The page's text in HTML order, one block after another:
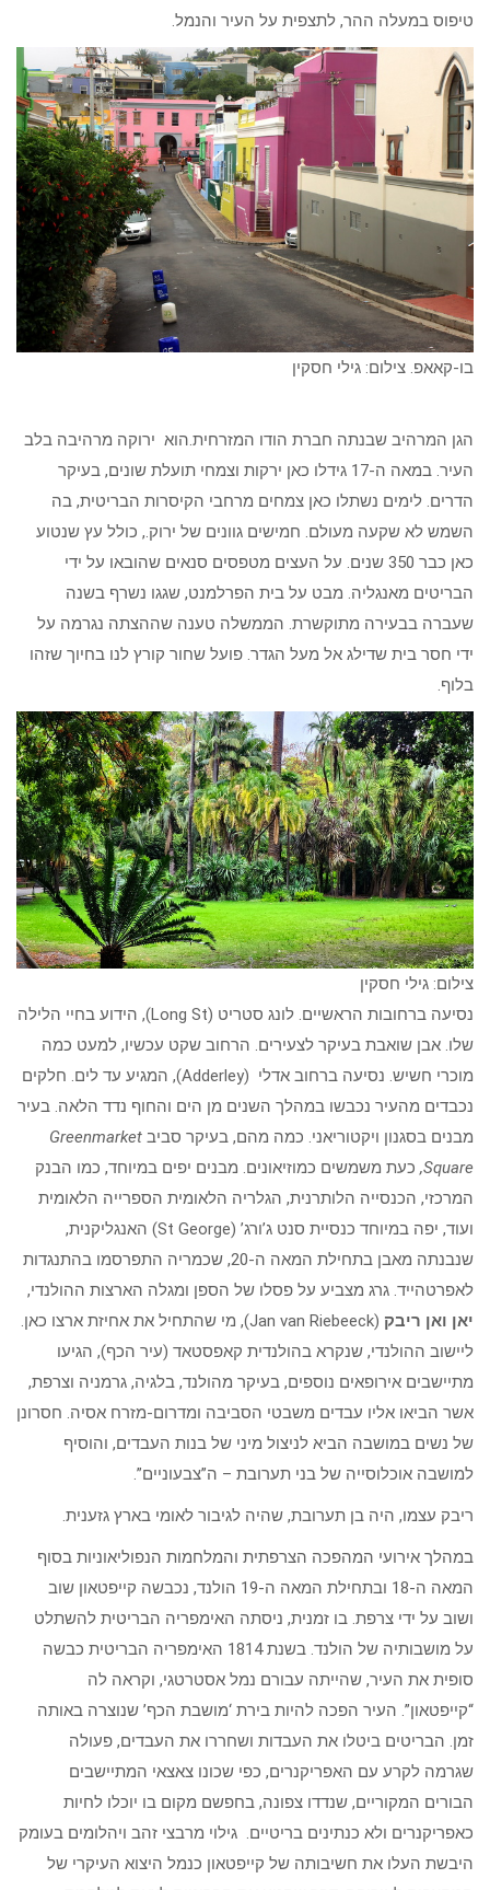
טיפוס במעלה ההר, לתצפית על העיר והנמל.
בו-קאאפ. צילום: גילי חסקין
הגן המרהיב שבנתה חברת הודו המזרחית.הוא ירוקה מרהיבה בלב
העיר. במאה ה-17 גידלו כאן ירקות וצמחי תועלת שונים, בעיקר
הדרים. לימים נשתלו כאן צמחים מרחבי הקיסרות הבריטית, בה
השמש לא שקעה מעולם. חמישים גוונים של ירוק., כולל עץ שנטוע
כאן כבר 350 שנים. על העצים מטפסים סנאים שהובאו על ידי
הבריטים מאנגליה. מבט על בית הפרלמנט, שגגו נשרף בשנה
שעברה בבעירה מתוקשרת. הממשלה טענה שההצתה נגרמה על
ידי חסר בית שדילג אל מעל הגדר. פועל שחור קורץ לנו בחיוך שזהו
בלוף.
צילום: גילי חסקין
נסיעה ברחובות הראשיים. לונג סטריט (Long St), הידוע בחיי הלילה
שלו. אבן שואבת בעיקר לצעירים. הרחוב שקט עכשיו, למעט כמה
מוכרי חשיש. נסיעה ברחוב אדלי (Adderley), המגיע עד לים. חלקים
נכבדים מהעיר נכבשו במהלך השנים מן הים והחוף נדד הלאה. בעיר
מבנים בסגנון ויקטוריאני. כמה מהם, בעיקר סביב Greenmarket
Square
, כעת משמשים כמוזיאונים. מבנים יפים במיוחד, כמו הבנק
המרכזי, הכנסייה הלותרנית, הגלריה הלאומית הספרייה הלאומית
ועוד, יפה במיוחד כנסיית סנט ג’ורג’ (St George) האנגליקנית,
שנבנתה מאבן בתחילת המאה ה-20, שכמריה התפרסמו בהתנגדות
לאפרטהייד. גרג מצביע על פסלו של הספן ומגלה הארצות ההולנדי,
יאן ואן ריבק
(Jan van Riebeeck), מי שהתחיל את אחיזת ארצו כאן.
ליישוב ההולנדי, שנקרא בהולנדית קאפסטאד (עיר הכף), הגיעו
מתיישבים אירופאים נוספים, בעיקר מהולנד, בלגיה, גרמניה וצרפת,
אשר הביאו אליו עבדים משבטי הסביבה ומדרום-מזרח אסיה. חסרונן
של נשים במושבה הביא לניצול מיני של בנות העבדים, והוסיף
למושבה אוכלוסייה של בני תערובת – ה”צבעוניים”.
ריבק עצמו, היה בן תערובת, שהיה לגיבור לאומי בארץ גזענית.
במהלך אירועי המהפכה הצרפתית והמלחמות הנפוליאוניות בסוף
המאה ה-18 ובתחילת המאה ה-19 הולנד, נכבשה קייפטאון שוב
ושוב על ידי צרפת. בו זמנית, ניסתה האימפריה הבריטית להשתלט
על מושבותיה של הולנד. בשנת 1814 האימפריה הבריטית כבשה
סופית את העיר, שהייתה עבורם נמל אסטרטגי, וקראה לה
“קייפטאון”. העיר הפכה להיות בירת ‘מושבת הכף’ שנוצרה באותה
זמן. הבריטים ביטלו את העבדות ושחררו את העבדים, פעולה
שגרמה לקרע עם האפריקנרים, כפי שכונו צאצאי המתיישבים
הבורים המקוריים, שנדדו צפונה, בחפשם מקום בו יוכלו לחיות
כאפריקנרים ולא כנתינים בריטיים. גילוי מרבצי זהב ויהלומים בעומק
היבשת העלו את חשיבותה של קייפטאון כנמל היצוא העיקרי של